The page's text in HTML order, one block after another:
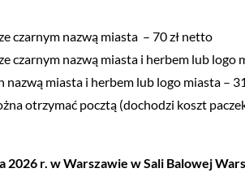
czarnym nazwą miasta – 70 zł netto
nazwą miasta i herbem lub logo
miasta i herbem lub logo miasta –
otrzymać pocztą (dochodzi koszt
r. w Warszawie w Sali Balowej